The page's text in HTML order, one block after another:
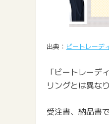
出典： ビートレーデ
「ビートレーデ
リングとは異な
受注書、納品書